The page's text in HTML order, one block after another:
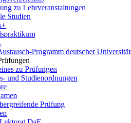
zu Lehrveranstaltungen
Studien
Programm deutscher
zu Prüfungen
und Studienordnungen
Prüfung